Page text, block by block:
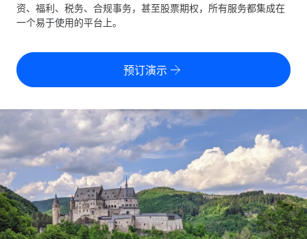
全球薪资管理
轻松运行合规薪资
零实体成本实现全球扩张
全球合规聘用合同工
合同工管理
全球合同工入职与管理
PEO
外包复杂雇佣任务
覆盖全球
美国各州浏览器
Remote 无惧对比
了解我们的竞争优势
成长阶段
初创企业
为成长型企业量身打造的全球敏捷型人力资源与薪资解决方案
资源
工具与计算器
误分类风险计算工具
员工成本计算器
计算任何国家的员工总成本
合同工薪酬结算计算器
探索全球合同工的结算货币选项与结算速度
通过 REMOTE 学习
定价
中文（简体）
English
Nederlands
Français
登录
资、福利、税务、合规事务，甚至股票期权，所有服务都集成在
一个易于使用的平台上。
预订演示